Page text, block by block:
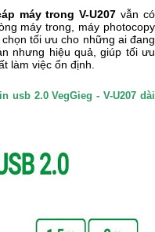
máy trong V-U207 vẫn có
máy trong, máy photocopy
tối ưu cho những ai đang
nhưng hiệu quả, giúp tối ưu
làm việc ổn định.
usb 2.0 VegGieg - V-U207 dài